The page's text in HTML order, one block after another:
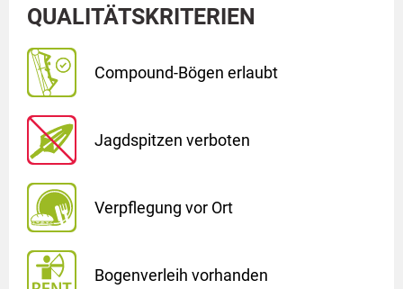
QUALITÄTSKRITERIEN
Compound-Bögen erlaubt
Jagdspitzen verboten
Verpflegung vor Ort
Bogenverleih vorhanden